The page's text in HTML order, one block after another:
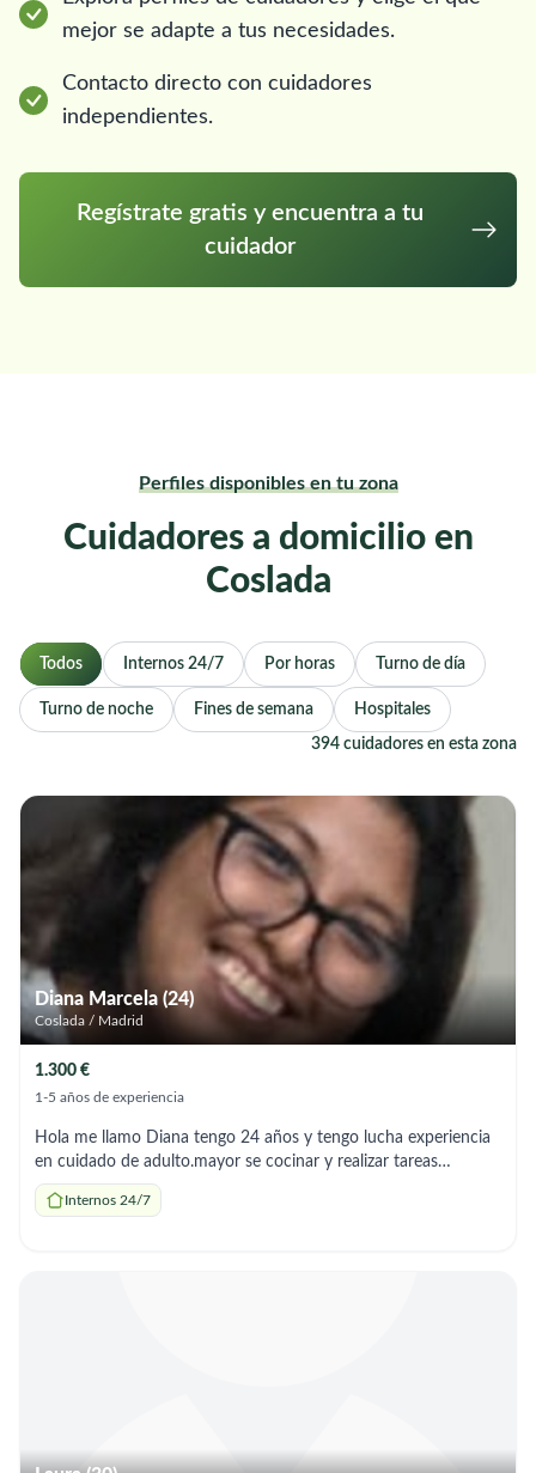
mejor se adapte a tus necesidades.
Contacto directo con cuidadores
independientes.
Regístrate gratis y encuentra a tu
cuidador
Perfiles disponibles en tu zona
Cuidadores a domicilio en
Coslada
Todos Internos 24/7 Por horas Turno de día
Turno de noche Fines de semana Hospitales
394 cuidadores en esta zona
Diana Marcela (24)
Coslada / Madrid
1.300 €
1-5 años de experiencia
Hola me llamo Diana tengo 24 años y tengo lucha experiencia
en cuidado de adulto.mayor se cocinar y realizar tareas
domésticas , soy muy puntual yresponsable.
Internos 24/7